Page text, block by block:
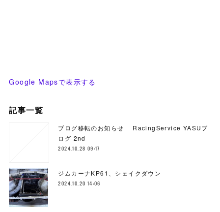
Google Mapsで表示する
記事一覧
ブログ移転のお知らせ RacingService YASUブ
ログ 2nd
2024.10.28 09:17
ジムカーナKP61、シェイクダウン
2024.10.20 14:06